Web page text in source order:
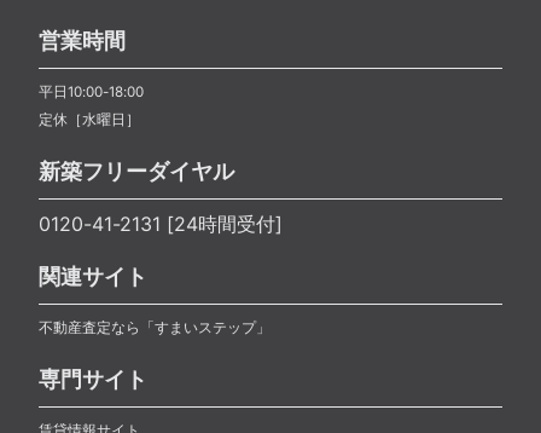
営業時間
平日10:00-18:00
定休［水曜日］
新築フリーダイヤル
0120-41-2131 [24時間受付]
関連サイト
不動産査定なら「すまいステップ」
専門サイト